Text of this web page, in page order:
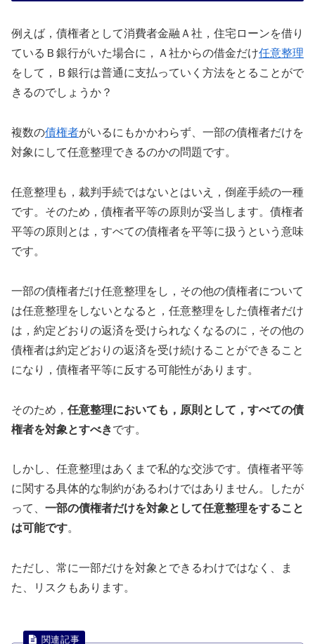
例えば，債権者として消費者金融Ａ社，住宅ローンを借り
ているＢ銀行がいた場合に，Ａ社からの借金だけ任意整理
をして，Ｂ銀行は普通に支払っていく方法をとることがで
きるのでしょうか？
複数の債権者がいるにもかかわらず、一部の債権者だけを
対象にして任意整理できるのかの問題です。
任意整理も，裁判手続ではないとはいえ，倒産手続の一種
です。そのため，債権者平等の原則が妥当します。債権者
平等の原則とは，すべての債権者を平等に扱うという意味
です。
一部の債権者だけ任意整理をし，その他の債権者について
は任意整理をしないとなると，任意整理をした債権者だけ
は，約定どおりの返済を受けられなくなるのに，その他の
債権者は約定どおりの返済を受け続けることができること
になり，債権者平等に反する可能性があります。
そのため， 任意整理においても，原則として，すべての債
権者を対象とすべきです。
しかし、任意整理はあくまで私的な交渉です。債権者平等
に関する具体的な制約があるわけではありません。したが
って、 一部の債権者だけを対象として任意整理をすること
は可能です。
ただし、常に一部だけを対象とできるわけではなく、ま
た、リスクもあります。